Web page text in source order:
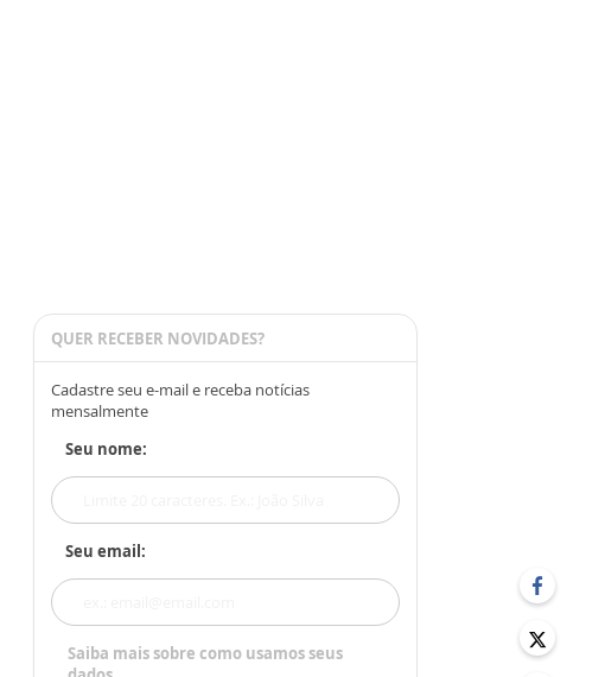
QUER RECEBER NOVIDADES?
Cadastre seu e-mail e receba notícias
mensalmente
Seu nome:
Seu email:
Saiba mais sobre como usamos seus